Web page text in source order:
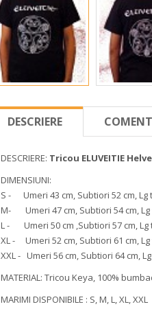
DESCRIERE
DESCRIERE: Tricou ELUVEITIE
DIMENSIUNI:
S - Umeri 43 cm, Subtiori 52 cm, Lg
M- Umeri 47 cm, Subtiori 54 cm, Lg
L - Umeri 50 cm ,Subtiori 57 cm, Lg
XL - Umeri 52 cm, Subtiori 61 cm, Lg
XXL - Umeri 56 cm, Subtiori 64 cm,
MATERIAL: Tricou Keya, 100%
MARIMI DISPONIBILE : S, M, L, XL, XXL